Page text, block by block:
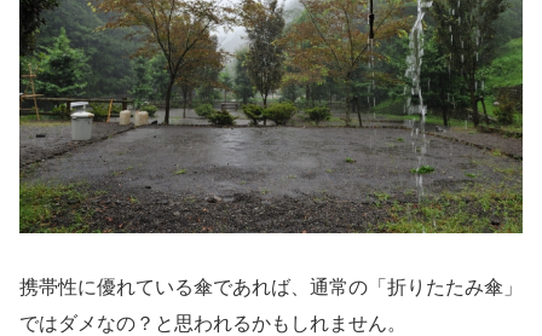
携帯性に優れている傘であれば、通常の「折りたたみ傘」
ではダメなの？と思われるかもしれません。